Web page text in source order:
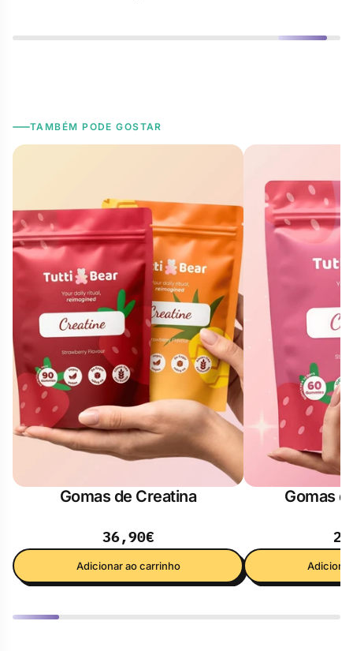
Vitaminas e Imunidade
Crianças
TAMBÉM PODE GOSTAR
Gomas de Creatina
36,90€
Adicionar ao carrinho
Gomas